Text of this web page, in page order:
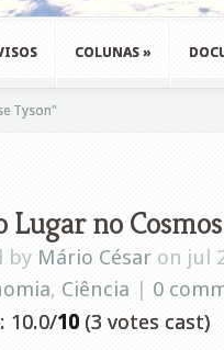
COLUNAS »
Tyson"
Lugar no Cosmos
by Mário César on jul
, Ciência | 0
10.0/10 (3 votes cast)